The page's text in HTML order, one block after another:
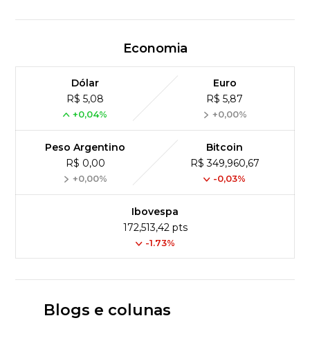
Economia
Dólar
R$ 5,08
+0,04%
Euro
R$ 5,87
+0,00%
Peso Argentino
R$ 0,00
+0,00%
Bitcoin
R$ 349,960,67
-0,03%
Ibovespa
172,513,42 pts
-1.73%
Blogs e colunas